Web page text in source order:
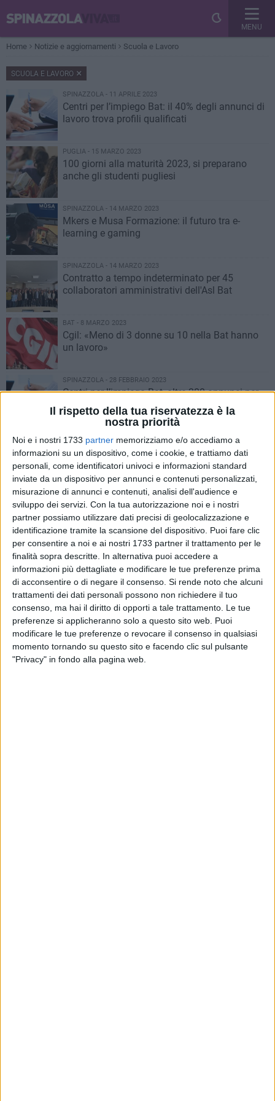
Il rispetto della tua riservatezza è la
nostra priorità
Noi e i nostri 1733 partner memorizziamo e/o accediamo a
informazioni su un dispositivo, come i cookie, e trattiamo dati
personali, come identificatori univoci e informazioni standard
inviate da un dispositivo per annunci e contenuti personalizzati,
misurazione di annunci e contenuti, analisi dell'audience e
sviluppo dei servizi. Con la tua autorizzazione noi e i nostri
partner possiamo utilizzare dati precisi di geolocalizzazione e
identificazione tramite la scansione del dispositivo. Puoi fare clic
per consentire a noi e ai nostri 1733 partner il trattamento per le
finalità sopra descritte. In alternativa puoi accedere a
informazioni più dettagliate e modificare le tue preferenze prima
di acconsentire o di negare il consenso. Si rende noto che alcuni
trattamenti dei dati personali possono non richiedere il tuo
consenso, ma hai il diritto di opporti a tale trattamento. Le tue
preferenze si applicheranno solo a questo sito web. Puoi
modificare le tue preferenze o revocare il consenso in qualsiasi
momento tornando su questo sito e facendo clic sul pulsante
"Privacy" in fondo alla pagina web.
MENU
Home Notizie e aggiornamenti Scuola e Lavoro
SCUOLA E LAVORO
SPINAZZOLA - 11 APRILE 2023
Centri per l’impiego Bat: il 40% degli annunci di
lavoro trova profili qualificati
PUGLIA - 15 MARZO 2023
100 giorni alla maturità 2023, si preparano
anche gli studenti pugliesi
SPINAZZOLA - 14 MARZO 2023
Mkers e Musa Formazione: il futuro tra e-
learning e gaming
SPINAZZOLA - 14 MARZO 2023
Contratto a tempo indeterminato per 45
collaboratori amministrativi dell'Asl Bat
BAT - 8 MARZO 2023
Cgil: «Meno di 3 donne su 10 nella Bat hanno
un lavoro»
SPINAZZOLA - 28 FEBBRAIO 2023
Centri per l’impiego Bat, oltre 200 annunci per
680 posizioni aperte
BAT - 23 FEBBRAIO 2023
Centri per l'impiego, oltre 650 persone da
assumere nella Bat
PUGLIA - 22 FEBBRAIO 2023
Nuova challenge su TikTok, "cicatrice
francese": allerta tra i giovani
SPINAZZOLA - 10 FEBBRAIO 2023
Puglia verso il Piano Scuola 4.0: la realtà
virtuale sempre più “amica della didattica”
SPINAZZOLA - 10 FEBBRAIO 2023
Indennità di risultato e premi di produttività,
Fials: «L'Asl Bt ha mantenuto l'impegno»
PUGLIA - 4 FEBBRAIO 2023